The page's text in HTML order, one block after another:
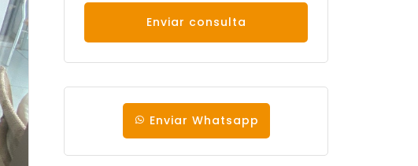
Enviar consulta
Enviar Whatsapp